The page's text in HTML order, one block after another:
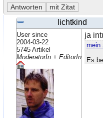
lichtkind
User since
2004-03-22
5745 Artikel
ModeratorIn + EditorIn
ja
mein
Es